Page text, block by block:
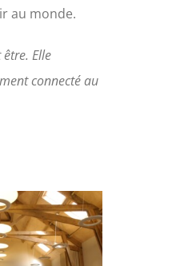
au monde.
Elle
connecté au